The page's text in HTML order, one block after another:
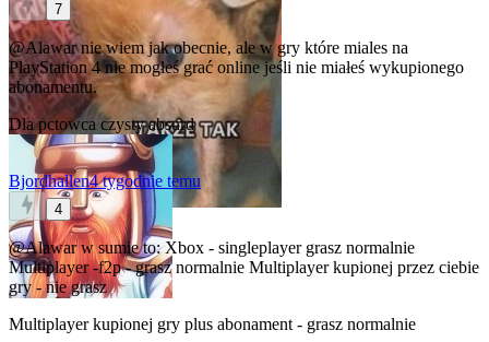
7
@Alawarnie wiem jak obecnie, ale w gry które miales na
PlayStation 4 nie mogłeś grać online jeśli nie miałeś wykupionego
abonamentu.
Dla pctowca czysty absurd
Bjordhallen4 tygodnie temu
4
@Alawarw sumie to: Xbox - singleplayer grasz normalnie
Multiplayer -f2p - grasz normalnie Multiplayer kupionej przez ciebie
gry - nie grasz
Multiplayer kupionej gry plus abonament - grasz normalnie